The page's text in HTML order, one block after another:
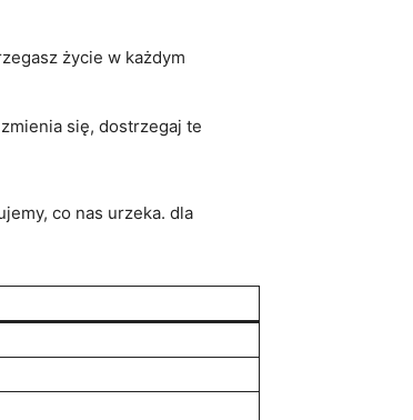
​życie ⁤w każdym
się, dostrzegaj te
co nas urzeka. dla‌